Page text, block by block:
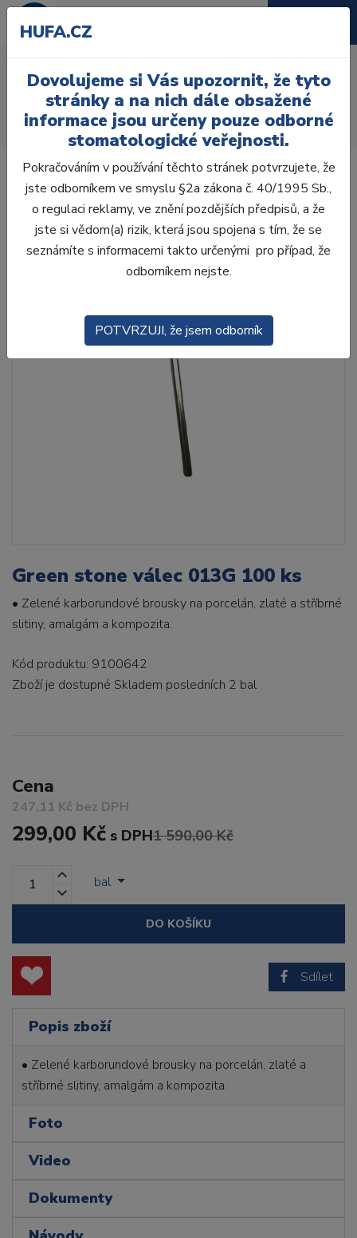
Úvod Laboratoř
Opracování
Karborundové brousky
Green stone válec 013G 100 ks
Akce -81 % Výprodej
Green stone válec 013G 100 ks
• Zelené karborundové brousky na porcelán, zlaté a stříbrné
slitiny, amalgám a kompozita.
Kód produktu: 9100642
Zboží je dostupné Skladem posledních 2 bal
Cena
247,11 Kč bez DPH
299,00 Kč s DPH1 590,00 Kč
bal
DO KOŠÍKU
Sdílet
Popis zboží
• Zelené karborundové brousky na porcelán, zlaté a
stříbrné slitiny, amalgám a kompozita.
Foto
Video
Dokumenty
HUFA.CZ
Dovolujeme si Vás upozornit, že tyto
stránky a na nich dále obsažené
informace jsou určeny pouze odborné
stomatologické veřejnosti.
Pokračováním v používání těchto stránek potvrzujete, že
jste odborníkem ve smyslu §2a zákona č. 40/1995 Sb.,
o regulaci reklamy, ve znění pozdějších předpisů, a že
jste si vědom(a) rizik, která jsou spojena s tím, že se
seznámíte s informacemi takto určenými pro případ, že
odborníkem nejste.
POTVRZUJI, že jsem odborník